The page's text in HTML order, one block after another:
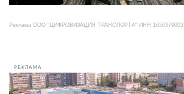
Реклама ООО "ЦИФРОВИЗАЦИЯ ТРАНСПОРТА" ИНН 1650379003
РЕКЛАМА